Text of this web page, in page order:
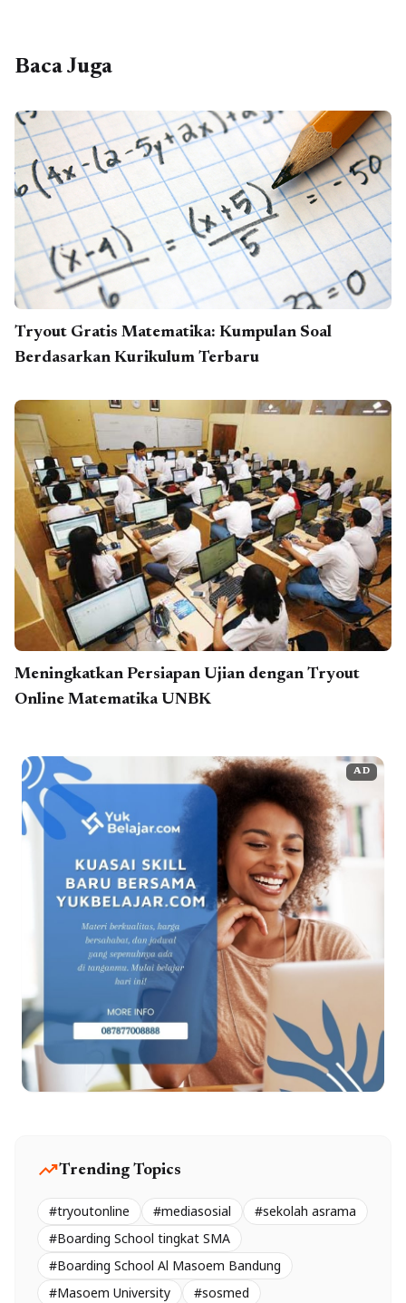
Baca Juga
Tryout Gratis Matematika: Kumpulan Soal
Berdasarkan Kurikulum Terbaru
Meningkatkan Persiapan Ujian dengan Tryout
Online Matematika UNBK
AD
trending_upTrending Topics
#tryoutonline #mediasosial
#sekolah asrama
#Boarding School tingkat SMA
#Boarding School Al Masoem Bandung
#Masoem University
#sosmed